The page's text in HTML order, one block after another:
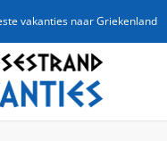
vakanties naar Griekenland